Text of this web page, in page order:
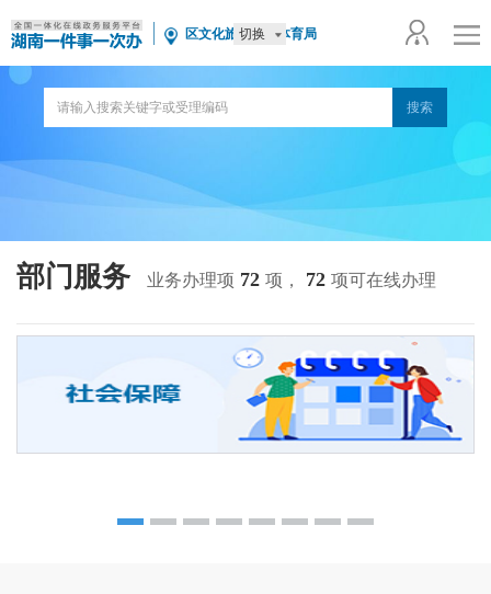
区文化旅游广电体育局
切换
部门服务 业务办理项 72 项， 72 项可在线办理